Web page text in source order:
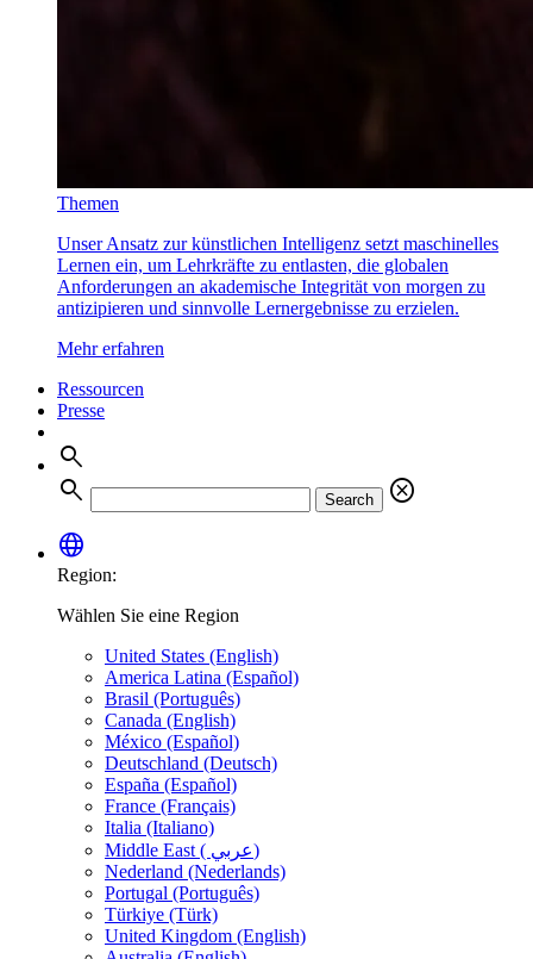
Themen
Unser Ansatz zur künstlichen Intelligenz setzt maschinelles
Lernen ein, um Lehrkräfte zu entlasten, die globalen
Anforderungen an akademische Integrität von morgen zu
antizipieren und sinnvolle Lernergebnisse zu erzielen.
Mehr erfahren
Ressourcen
Presse
search
search
Search
cancel
language
Region:
Wählen Sie eine Region
United States (English)
America Latina (Español)
Brasil (Português)
Canada (English)
México (Español)
Deutschland (Deutsch)
España (Español)
France (Français)
Italia (Italiano)
Middle East ( عربي)
Nederland (Nederlands)
Portugal (Português)
Türkiye (Türk)
United Kingdom (English)